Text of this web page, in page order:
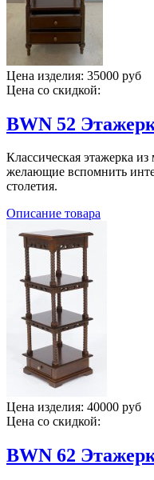
Цена изделия: 35000 руб
Цена со скидкой:
BWN 52
Классическая этажерка
желающие вспомнить
столетия.
Описание товара
Цена изделия: 40000 руб
Цена со скидкой:
BWN 62